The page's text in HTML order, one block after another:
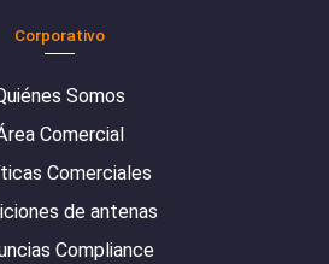
Corporativo
Somos
Comercial
Comerciales
de antenas
Compliance